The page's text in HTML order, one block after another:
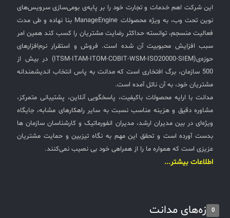
این شرکت اهم خدمات و تجارت خود را بر پایه‌ی بومی‌سازی سرویس‌های
نوین تحت وب، به ویژه محصولات ManageEngine بنا نهاده و طی مدت
فعالیت منسجم، توانسته حداکثر رضایت مشتریان را کسب کند همین امر
سبب افزایش محبوبیت آن شده است. فروش و استقرار نرم‌افزارهای
حوزه‌ی(ITSM-ITAM-ITOM-COBIT-WSM-ISO20000-SIEM) در بیش از
500 سازمان، برگ افتخاری است که مدانت به پاس انتخاب اندیشمندانه
مشتریان خود، به آن نائل آمده است.
مدانت با ارایه محصولات باکیفیت، پاسخگویی آنلاین، پشتیبانی متمرکز،
مشاوره دقیق و هزینه مناسب نسبت به سایر راهکارهای مشابه، جایگاه
ویژه‌ای در بین مدیران ارشد، مدیران انفورماتیک و کارشناسان سازمان ها
بدست آورده است و تحقق این مهم به نگاه تیزبین و حمایت مشتریان
عزیزی است که همواره ما را از همراهی خود بی نصیب نمی‌کنند.
اطلاعات بیشتر...
تازه‌های مدانت0